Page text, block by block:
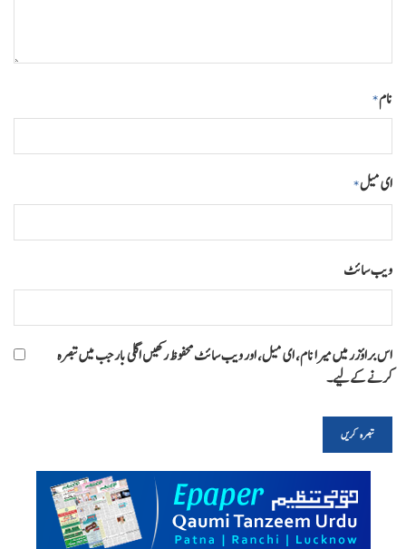
نام*
ای میل*
ویب‌ سائٹ
اس براؤزر میں میرا نام، ای میل، اور ویب سائٹ محفوظ رکھیں اگلی بار جب میں تبصرہ
کرنے کےلیے۔